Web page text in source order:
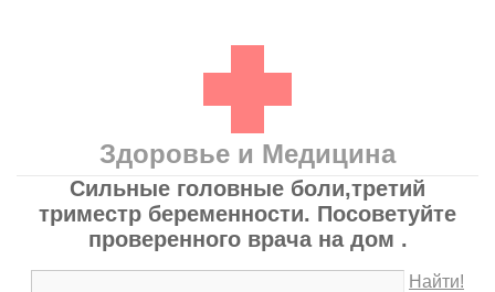
Здоровье и Медицина
Сильные головные боли,третий
триместр беременности. Посоветуйте
проверенного врача на дом .
Найти!